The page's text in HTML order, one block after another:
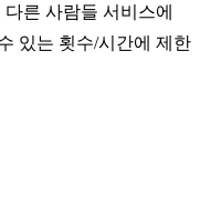
른 사람들 서비스에
있는 횟수/시간에 제한